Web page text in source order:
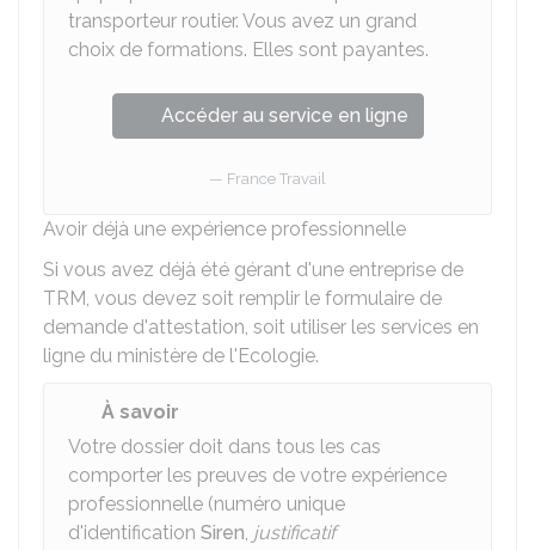
transporteur routier. Vous avez un grand
choix de formations. Elles sont payantes.
Accéder au service en ligne
France Travail
Avoir déjà une expérience professionnelle
Si vous avez déjà été gérant d'une entreprise de
TRM, vous devez soit remplir le formulaire de
demande d'attestation, soit utiliser les services en
ligne du ministère de l'Ecologie.
À savoir
Votre dossier doit dans tous les cas
comporter les preuves de votre expérience
professionnelle (numéro unique
d'identification Siren, justificatif